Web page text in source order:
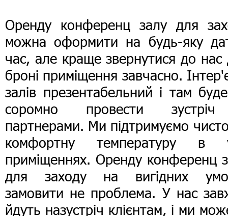
Оренду конференц залу для
можна оформити на будь-яку
час, але краще звернутися до нас
броні приміщення завчасно.
залів презентабельний і там
соромно провести
партнерами. Ми підтримуємо
комфортну температуру в
приміщеннях. Оренду конференц
для заходу на вигідних
замовити не проблема. У нас
йдуть назустріч клієнтам, і ми